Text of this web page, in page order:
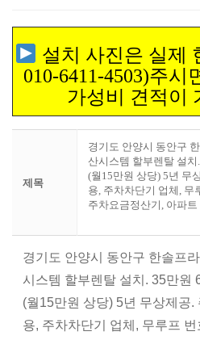
설치 사진은 실제
010-6411-4503)주시
가성비 견적이
제목
경기도 안양시 동안구
산시스템 할부렌탈 설
(월15만원 상당) 5년 무
용, 주차차단기 업체, 무
주차요금정산기, 아파
경기도 안양시 동안구 한솔프
시스템 할부렌탈 설치. 35만원
(월15만원 상당) 5년 무상제공.
용, 주차차단기 업체, 무루프